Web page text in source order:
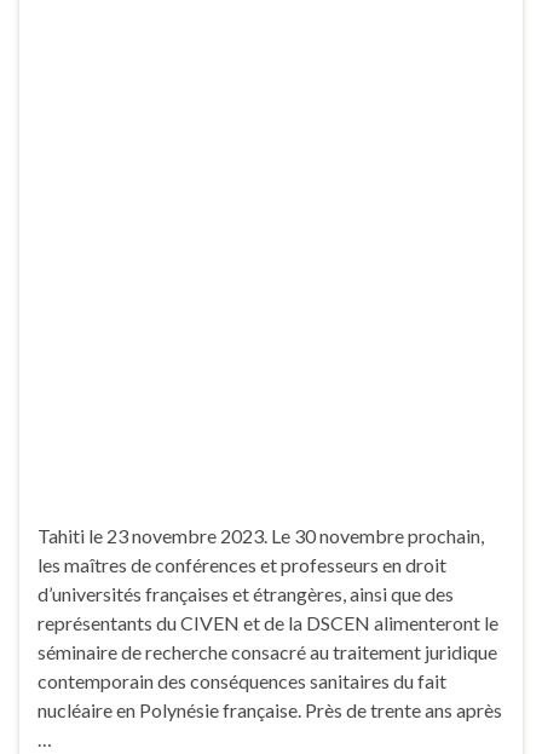
Tahiti le 23 novembre 2023. Le 30 novembre prochain,
les maîtres de conférences et professeurs en droit
d’universités françaises et étrangères, ainsi que des
représentants du CIVEN et de la DSCEN alimenteront le
séminaire de recherche consacré au traitement juridique
contemporain des conséquences sanitaires du fait
nucléaire en Polynésie française. Près de trente ans après
…